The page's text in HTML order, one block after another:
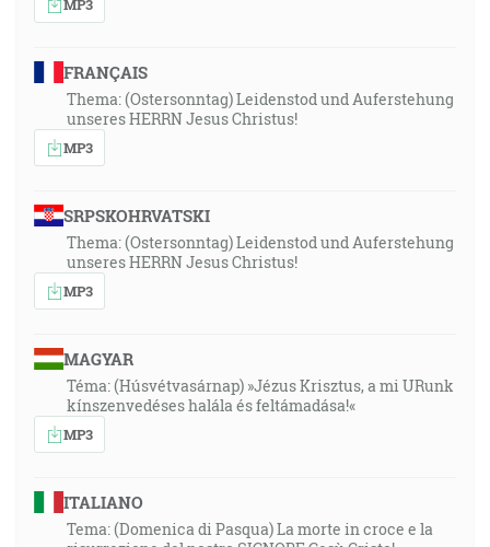
FRANÇAIS
Thema: (Ostersonntag) Leidenstod und Auferstehung
unseres HERRN Jesus Christus!
MP3
SRPSKOHRVATSKI
Thema: (Ostersonntag) Leidenstod und Auferstehung
unseres HERRN Jesus Christus!
MP3
MAGYAR
Téma: (Húsvétvasárnap) »Jézus Krisztus, a mi URunk
kínszenvedéses halála és feltámadása!«
MP3
ITALIANO
Tema: (Domenica di Pasqua) La morte in croce e la